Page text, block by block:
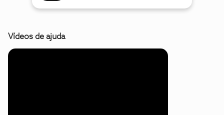
Vídeos de ajuda